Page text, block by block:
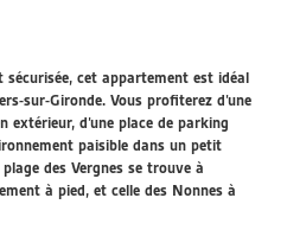
sécurisée, cet appartement est idéal
sur-Gironde. Vous profiterez d’une
d’une place de parking
paisible dans un petit
des Vergnes se trouve à
à pied, et celle des Nonnes à